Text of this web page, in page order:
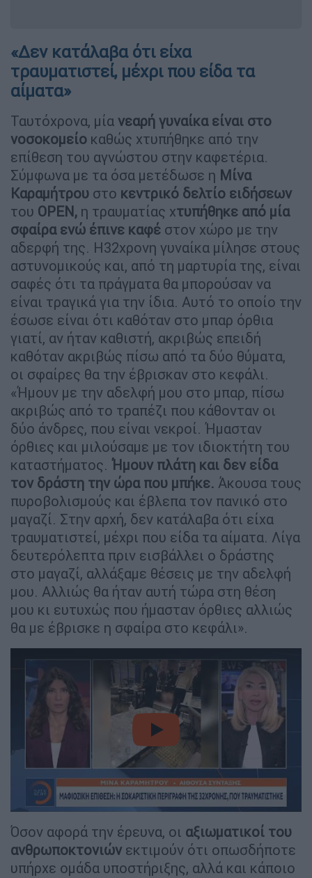
«Δεν κατάλαβα ότι είχα
τραυματιστεί, μέχρι που είδα τα
αίματα»
Ταυτόχρονα, μία νεαρή γυναίκα είναι στο
νοσοκομείο καθώς χτυπήθηκε από την
επίθεση του αγνώστου στην καφετέρια.
Σύμφωνα με τα όσα μετέδωσε η Μίνα
Καραμήτρου στο κεντρικό δελτίο ειδήσεων
του OPEN, η τραυματίας χτυπήθηκε από μία
σφαίρα ενώ έπινε καφέ στον χώρο με την
αδερφή της. Η32χρονη γυναίκα μίλησε στους
αστυνομικούς και, από τη μαρτυρία της, είναι
σαφές ότι τα πράγματα θα μπορούσαν να
είναι τραγικά για την ίδια. Αυτό το οποίο την
έσωσε είναι ότι καθόταν στο μπαρ όρθια
γιατί, αν ήταν καθιστή, ακριβώς επειδή
καθόταν ακριβώς πίσω από τα δύο θύματα,
οι σφαίρες θα την έβρισκαν στο κεφάλι.
«Ήμουν με την αδελφή μου στο μπαρ, πίσω
ακριβώς από το τραπέζι που κάθονταν οι
δύο άνδρες, που είναι νεκροί. Ήμασταν
όρθιες και μιλούσαμε με τον ιδιοκτήτη του
καταστήματος. Ήμουν πλάτη και δεν είδα
τον δράστη την ώρα που μπήκε. Άκουσα τους
πυροβολισμούς και έβλεπα τον πανικό στο
μαγαζί. Στην αρχή, δεν κατάλαβα ότι είχα
τραυματιστεί, μέχρι που είδα τα αίματα. Λίγα
δευτερόλεπτα πριν εισβάλλει ο δράστης
στο μαγαζί, αλλάξαμε θέσεις με την αδελφή
μου. Αλλιώς θα ήταν αυτή τώρα στη θέση
μου κι ευτυχώς που ήμασταν όρθιες αλλιώς
θα με έβρισκε η σφαίρα στο κεφάλι».
video
Όσον αφορά την έρευνα, οι αξιωματικοί του
ανθρωποκτονιών εκτιμούν ότι οπωσδήποτε
υπήρχε ομάδα υποστήριξης, αλλά και κάποιο